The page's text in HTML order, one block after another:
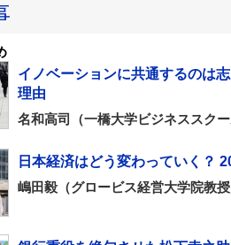
イノベーションに共通するのは
理由
名和高司（一橋大学ビジネススクー
日本経済はどう変わっていく？
嶋田毅（グロービス経営大学院教